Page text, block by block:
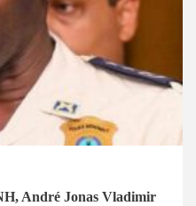
André Jonas Vladimir